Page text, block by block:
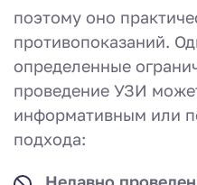
поэтому оно
противопоказаний.
определенные
проведение УЗИ
информативным или
подхода: